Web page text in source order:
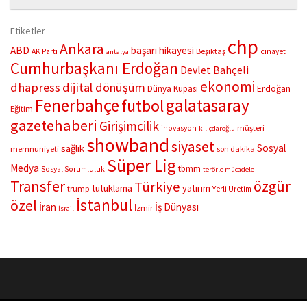
“Çifte Nağme” projesi, ilk konserini İstanbul Ataşehir’de bulunan
buluşturdu. Yoğun katılımla gerçekleşen gece, müzikal çeşitlilik
ve...
Etiketler
ABD AK Parti Ankara antalya başarı hikayesi Beşiktaş chp cinayet
Cumhurbaşkanı Erdoğan Devlet Bahçeli
dhapress dijital dönüşüm Dünya Kupası ekonomi Erdoğan
Eğitim Fenerbahçefutbolgalatasaray
gazetehaberi Girişimcilik inovasyon kılıçdaroğlu müşteri
memnuniyeti sağlık showbandsiyaset son dakika Sosyal
Medya Sosyal Sorumluluk Süper Lig tbmm terörle mücadele
Transfer trump tutuklama Türkiye yatırım Yerli Üretim özgür
özel İran İsrail İstanbul İzmir İş Dünyası